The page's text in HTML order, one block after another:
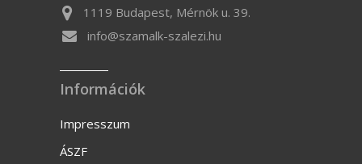
1119 Budapest, Mérnök u. 39.
info@szamalk-szalezi.hu
Információk
Impresszum
ÁSZF